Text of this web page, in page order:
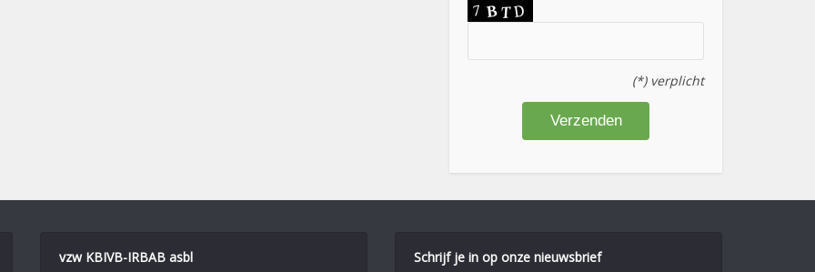
(*) verplicht
vzw KBIVB-IRBAB asbl Schrijf je in op onze nieuwsbrief